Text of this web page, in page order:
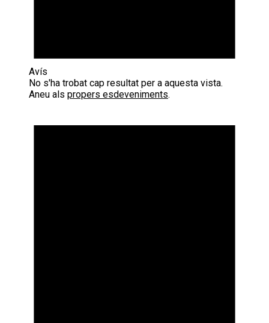
Avís
No s'ha trobat cap resultat per a aquesta vista.
Aneu als propers esdeveniments.